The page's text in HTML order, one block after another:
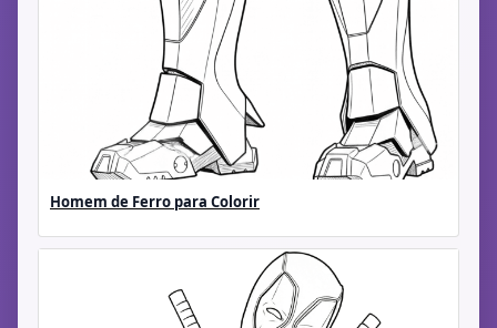
Homem de Ferro para Colorir